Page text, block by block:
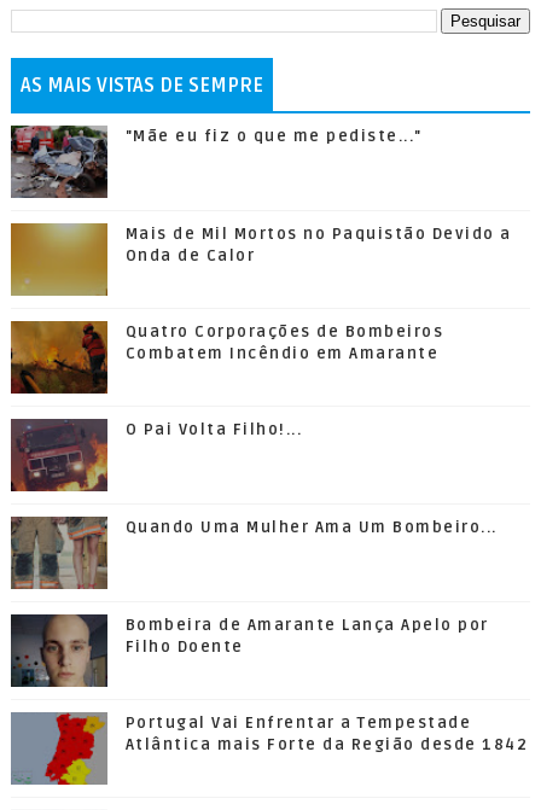
AS MAIS VISTAS DE SEMPRE
"Mãe eu fiz o que me pediste..."
Mais de Mil Mortos no Paquistão Devido a
Onda de Calor
Quatro Corporações de Bombeiros
Combatem Incêndio em Amarante
O Pai Volta Filho!...
Quando Uma Mulher Ama Um Bombeiro...
Bombeira de Amarante Lança Apelo por
Filho Doente
Portugal Vai Enfrentar a Tempestade
Atlântica mais Forte da Região desde 1842